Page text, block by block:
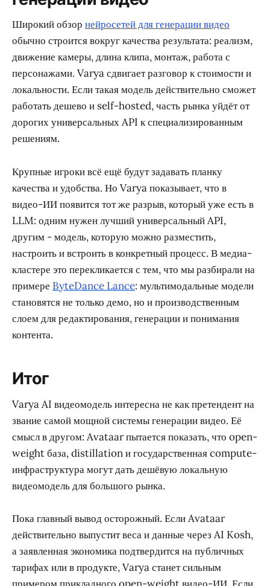
Широкий обзор нейросетей для генерации видео
обычно строится вокруг качества результата: реализм,
движение камеры, длина клипа, монтаж, работа с
персонажами. Varya сдвигает разговор к стоимости и
локальности. Если такая модель действительно сможет
работать дешево и self-hosted, часть рынка уйдёт от
дорогих универсальных API к специализированным
решениям.
Крупные игроки всё ещё будут задавать планку
качества и удобства. Но Varya показывает, что в
видео-ИИ появится тот же разрыв, который уже есть в
LLM: одним нужен лучший универсальный API,
другим - модель, которую можно разместить,
настроить и встроить в конкретный процесс. В медиа-
кластере это перекликается с тем, что мы разбирали на
примере ByteDance Lance: мультимодальные модели
становятся не только демо, но и производственным
слоем для редактирования, генерации и понимания
контента.
Итог
Varya AI видеомодель интересна не как претендент на
звание самой мощной системы генерации видео. Её
смысл в другом: Avataar пытается показать, что open-
weight база, distillation и государственная compute-
инфраструктура могут дать дешёвую локальную
видеомодель для большого рынка.
Пока главный вывод осторожный. Если Avataar
действительно выпустит веса и данные через AI Kosh,
а заявленная экономика подтвердится на публичных
тарифах или в продукте, Varya станет сильным